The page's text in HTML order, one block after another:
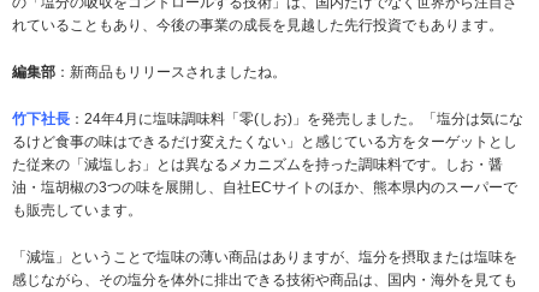
れていることもあり、今後の事業の成長を見越した先行投資でもあります。
編集部 ：新商品もリリースされましたね。
竹下社長 ：24年4月に塩味調味料「零(しお)」を発売しました。「塩分は気にな
るけど食事の味はできるだけ変えたくない」と感じている方をターゲットとし
た従来の「減塩しお」とは異なるメカニズムを持った調味料です。しお・醤
油・塩胡椒の3つの味を展開し、自社ECサイトのほか、熊本県内のスーパーで
も販売しています。
「減塩」ということで塩味の薄い商品はありますが、塩分を摂取または塩味を
感じながら、その塩分を体外に排出できる技術や商品は、国内・海外を見ても